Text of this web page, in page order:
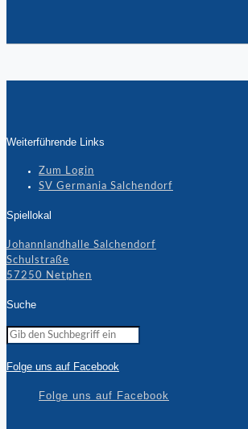
Weiterführende Links
Zum Login
SV Germania Salchendorf
Spiellokal
Johannlandhalle Salchendorf
Schulstraße
57250 Netphen
Suche
Folge uns auf Facebook
Folge uns auf Facebook